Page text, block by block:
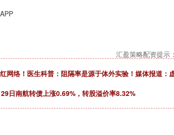
汇盈策略配资提示
网络！医生科普：阻隔率是源于体外实验！媒体报道：
日南航转债上涨0.69%，转股溢价率8.32%